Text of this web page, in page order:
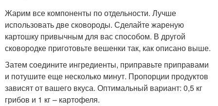
Жарим все компоненты по отдельности. Лучше
использовать две сковороды. Сделайте жареную
картошку привычным для вас способом. В другой
сковородке приготовьте вешенки так, как описано выше.
Затем соедините ингредиенты, приправьте приправами
и потушите еще несколько минут. Пропорции продуктов
зависят от вашего вкуса. Оптимальный вариант: 0,5 кг
грибов и 1 кг – картофеля.